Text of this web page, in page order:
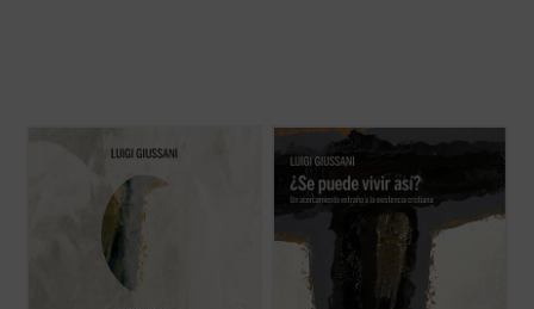
(verdaderamente) vivir así?propone
Este primer volumen, en palabras de
Giussani, transita por estos tres senderos:
«fe, certeza de una presencia; ...
Un libro en el que el genio del autor brilla
especialmente, en un recorrido
humanamente razonable y atractivo a
través de los conceptos principales que
describen la existencia cristiana: fe
(libertad, obediencia), esperanza (pobreza,
confianza) y ...
(ver ficha)